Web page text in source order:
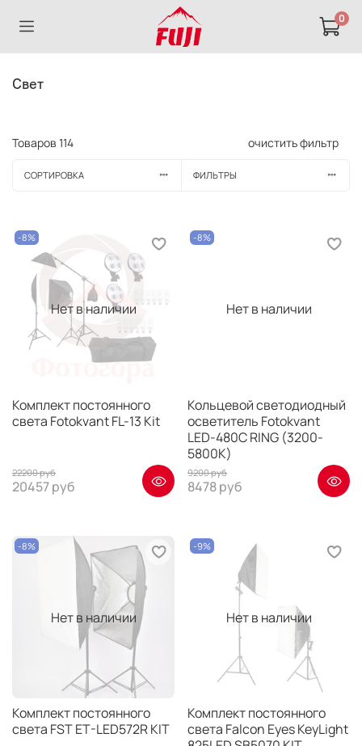
0
Свет
Товаров 114 очистить фильтр
СОРТИРОВКА ФИЛЬТРЫ
Нет в наличии
-8%
Комплект постоянного
света Fotokvant FL-13 Kit
22200 руб
20457 руб
Нет в наличии
-8%
Кольцевой светодиодный
осветитель Fotokvant
LED-480C RING (3200-
5800К)
9200 руб
8478 руб
Нет в наличии
-8%
Комплект постоянного
света FST ET-LED572R KIT
Нет в наличии
-9%
Комплект постоянного
света Falcon Eyes KeyLight